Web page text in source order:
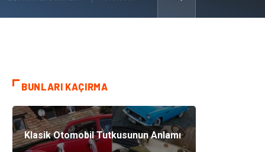
BUNLARI KAÇIRMA
Klasik Otomobil Tutkusunun Anlamı